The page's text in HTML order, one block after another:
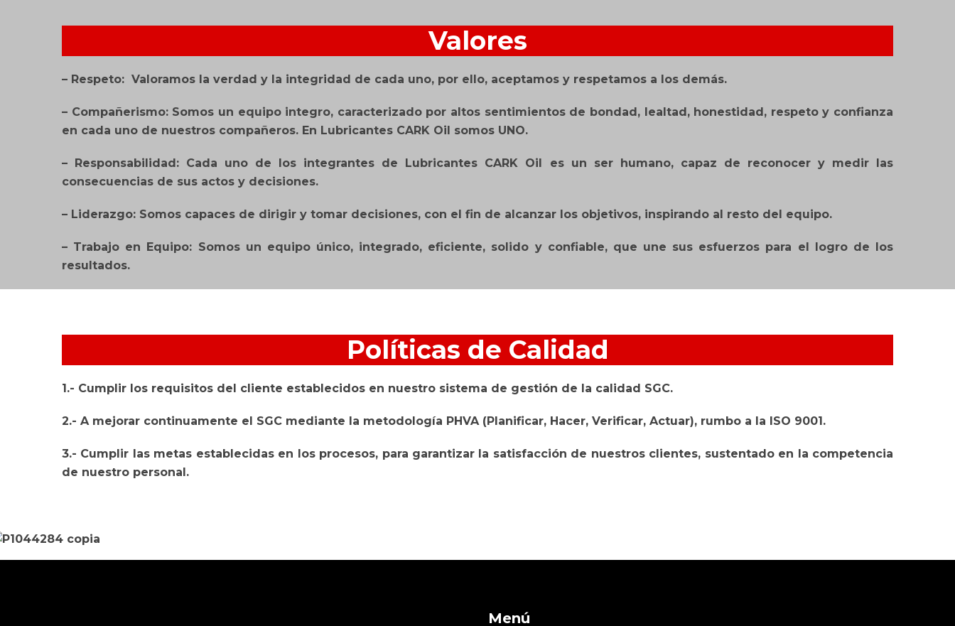
Valores
– Respeto: Valoramos la verdad y la integridad de cada uno, por ello, aceptamos y respetamos a los demás.
– Compañerismo: Somos un equipo integro, caracterizado por altos sentimientos de bondad, lealtad, honestidad, respeto y confianza
en cada uno de nuestros compañeros. En Lubricantes CARK Oil somos UNO.
– Responsabilidad: Cada uno de los integrantes de Lubricantes CARK Oil es un ser humano, capaz de reconocer y medir las
consecuencias de sus actos y decisiones.
– Liderazgo: Somos capaces de dirigir y tomar decisiones, con el fin de alcanzar los objetivos, inspirando al resto del equipo.
– Trabajo en Equipo: Somos un equipo único, integrado, eficiente, solido y confiable, que une sus esfuerzos para el logro de los
resultados.
Políticas de Calidad
1.- Cumplir los requisitos del cliente establecidos en nuestro sistema de gestión de la calidad SGC.
2.- A mejorar continuamente el SGC mediante la metodología PHVA (Planificar, Hacer, Verificar, Actuar), rumbo a la ISO 9001.
3.- Cumplir las metas establecidas en los procesos, para garantizar la satisfacción de nuestros clientes, sustentado en la competencia
de nuestro personal.
Menú